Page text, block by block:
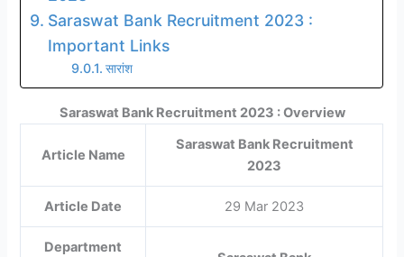
Saraswat Bank Recruitment 2023 :
Important Links
सारांश
Saraswat Bank Recruitment 2023 : Overview
Article Name
Saraswat Bank Recruitment
2023
Article Date 29 Mar 2023
Department